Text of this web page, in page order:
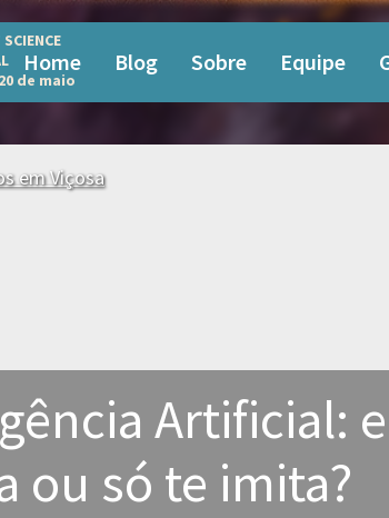
de maio
Home Blog Sobre Equipe
em Viçosa
Artificial:
ou só te imita?